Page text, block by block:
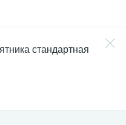
стандартная